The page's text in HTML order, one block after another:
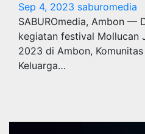
Sep 4, 2023 saburomedia
SABUROmedia, Ambon —
kegiatan festival Mollucan
2023 di Ambon,
Keluarga…